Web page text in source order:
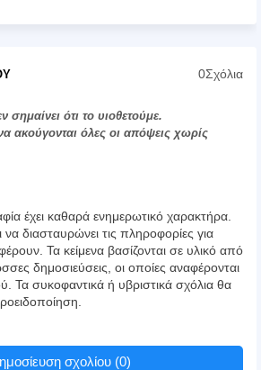
0Σχόλια
σημαίνει ότι το υιοθετούμε.
ακούγονται όλες οι απόψεις χωρίς
έχει καθαρά ενημερωτικό χαρακτήρα.
διασταυρώνει τις πληροφορίες για
Τα κείμενα βασίζονται σε υλικό από
δημοσιεύσεις, οι οποίες αναφέρονται
Τα συκοφαντικά ή υβριστικά σχόλια θα
σχολίου (0)